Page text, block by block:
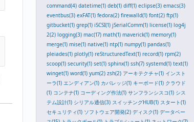
command(4) datetime(1) deb(1) diff(1) eclipse(3) emacs(3)
eventbus(3) exFAT(1) fedora(2) firewalld(1) font(2) ftp(1)
gitbucket(1) grep(1) iSCSI(1) jSerialComm(1) license(1) log4j
2(2) logging(3) mac(17) math(1) maverick(1) memory(1)
merge(1) mise(1) native(1) ntp(1) numpy(1) pandas(1)
pleiades(1) plotly(1) reStructuredText(1) record(1) rpm(2)
scoop(1) security(1) set(1) sphinx(1) ssh(7) systemd(1) text(1)
winget(1) word(1) yum(2) zsh(2) アーキテクチャ(1) インスト
ーラ(1) エンディアン(1) カバレッジ(1) キーボード(1) クラウド
(1) コンテナ(1) コーディング作法(1) サンフランシスコ(1) シス
テム設計(1) シリアル通信(3) スイッチングHUB(1) スタート(1)
セキュリティ(1) ソフトウェア開発(2) ディスク(1) データベー